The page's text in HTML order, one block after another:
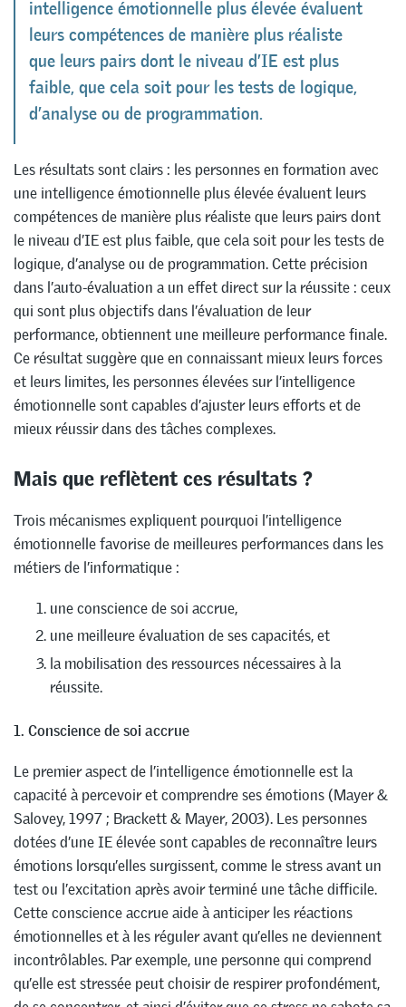
intelligence émotionnelle plus élevée évaluent
leurs compétences de manière plus réaliste
que leurs pairs dont le niveau d’IE est plus
faible, que cela soit pour les tests de logique,
d’analyse ou de programmation.
Les résultats sont clairs : les personnes en formation avec
une intelligence émotionnelle plus élevée évaluent leurs
compétences de manière plus réaliste que leurs pairs dont
le niveau d’IE est plus faible, que cela soit pour les tests de
logique, d’analyse ou de programmation. Cette précision
dans l’auto-évaluation a un effet direct sur la réussite : ceux
qui sont plus objectifs dans l’évaluation de leur
performance, obtiennent une meilleure performance finale.
Ce résultat suggère que en connaissant mieux leurs forces
et leurs limites, les personnes élevées sur l’intelligence
émotionnelle sont capables d’ajuster leurs efforts et de
mieux réussir dans des tâches complexes.
Mais que reflètent ces résultats ?
Trois mécanismes expliquent pourquoi l’intelligence
émotionnelle favorise de meilleures performances dans les
métiers de l’informatique :
une conscience de soi accrue,
une meilleure évaluation de ses capacités, et
la mobilisation des ressources nécessaires à la
réussite.
1. Conscience de soi accrue
Le premier aspect de l’intelligence émotionnelle est la
capacité à percevoir et comprendre ses émotions (Mayer &
Salovey, 1997 ; Brackett & Mayer, 2003). Les personnes
dotées d’une IE élevée sont capables de reconnaître leurs
émotions lorsqu’elles surgissent, comme le stress avant un
test ou l’excitation après avoir terminé une tâche difficile.
Cette conscience accrue aide à anticiper les réactions
émotionnelles et à les réguler avant qu’elles ne deviennent
incontrôlables. Par exemple, une personne qui comprend
qu’elle est stressée peut choisir de respirer profondément,